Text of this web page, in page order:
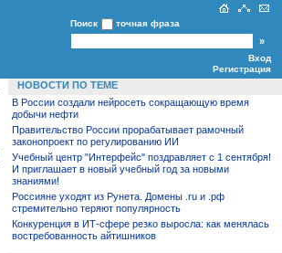
Поиск точная фраза
Вход
Регистрация
НОВОСТИ ПО ТЕМЕ
В России создали нейросеть сокращающую время
добычи нефти
Правительство России прорабатывает рамочный
законопроект по регулированию ИИ
Учебный центр "Интерфейс" поздравляет с 1 сентября!
И приглашает в новый учебный год за новыми
знаниями!
Россияне уходят из Рунета. Домены .ru и .рф
стремительно теряют популярность
Конкуренция в ИТ-сфере резко выросла: как менялась
востребованность айтишников